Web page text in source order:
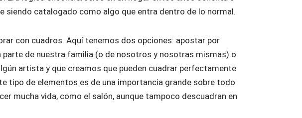
siendo catalogado como algo que entra dentro de lo normal.
con cuadros. Aquí tenemos dos opciones: apostar por
de nuestra familia (o de nosotros y nosotras mismas) o
artista y que creamos que pueden cuadrar perfectamente
tipo de elementos es de una importancia grande sobre todo
mucha vida, como el salón, aunque tampoco descuadran en